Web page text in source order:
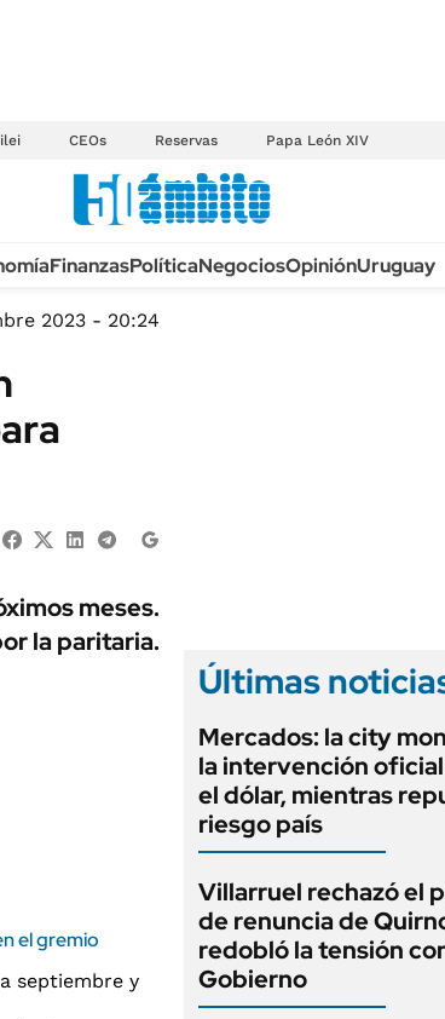
CEOs Reservas Papa León XIV
GENERAL
FinanzasPolíticaNegociosOpiniónUruguay
2023 - 20:24
meses.
la paritaria.
el gremio
Últimas
Mercados: la city
la intervención
el dólar, mientras
riesgo país
Villarruel rechazó el
de renuncia de
redobló la tensión
Gobierno